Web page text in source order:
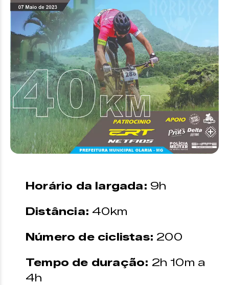
Horário da largada: 9h
Distância: 40km
Número de ciclistas: 200
Tempo de duração: 2h 10m a
4h